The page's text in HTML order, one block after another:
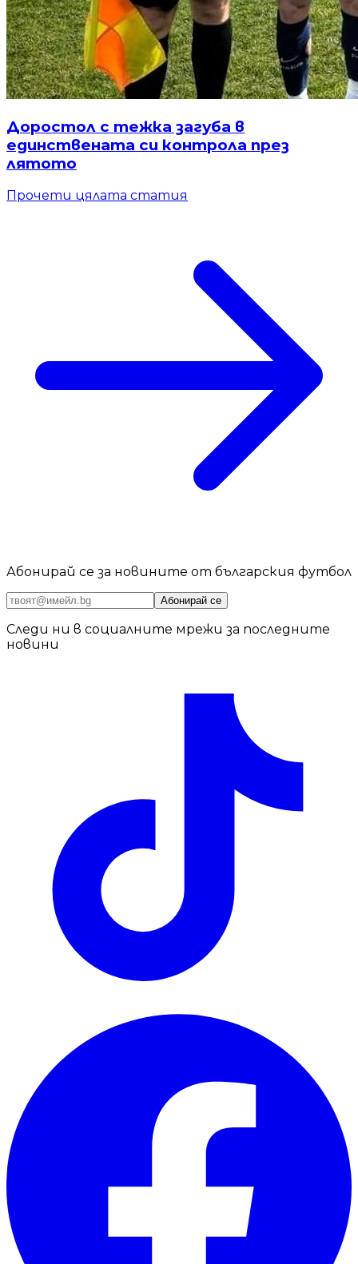
Доростол с тежка загуба в
единствената си контрола през
лятото
Прочети цялата статия
Абонирай се за новините от българския футбол
Абонирай се
Следи ни в социалните мрежи за последните
новини